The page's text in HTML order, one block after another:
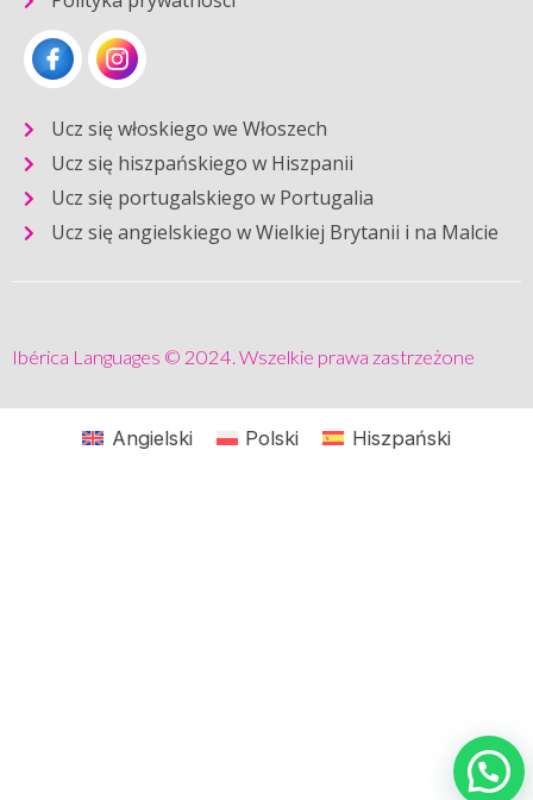
Ucz się włoskiego we Włoszech
Ucz się hiszpańskiego w Hiszpanii
Ucz się portugalskiego w Portugalia
Ucz się angielskiego w Wielkiej Brytanii i na Malcie
Ibérica Languages © 2024. Wszelkie prawa zastrzeżone
Angielski Polski Hiszpański